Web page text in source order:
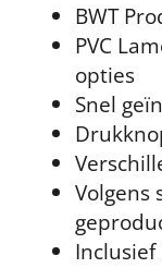
BWT
PVC
opties
Snel
Volgens